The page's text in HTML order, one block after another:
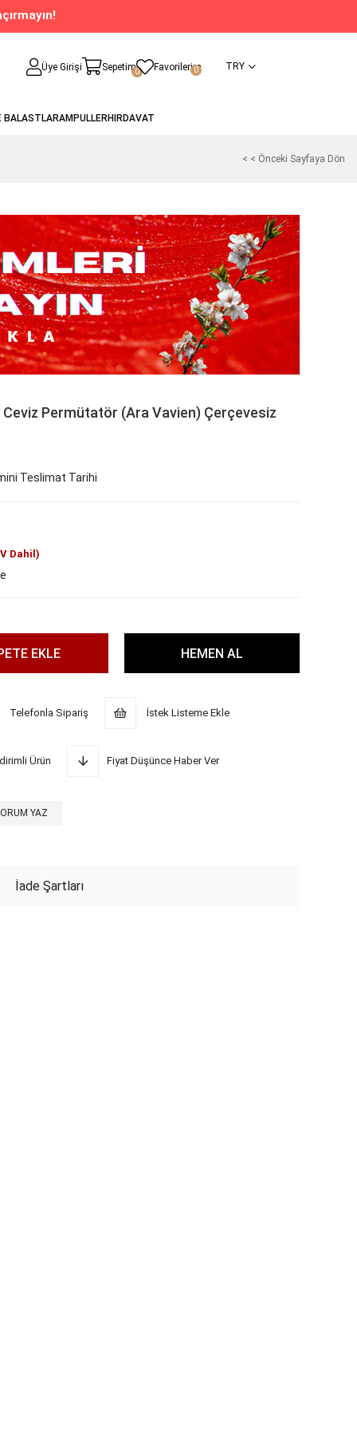
Üye Girişi Sepetim0 Favorilerim
0 TRY
BALASTLARAMPULLERHIRDAVAT
< < Önceki Sayfaya Dön
Permütatör (Ara Vavien) Çerçevesiz
Teslimat Tarihi
Dahil)
Telefonla Sipariş İstek Listeme Ekle
Ürün Fiyat Düşünce Haber Ver
YAZ
İade Şartları